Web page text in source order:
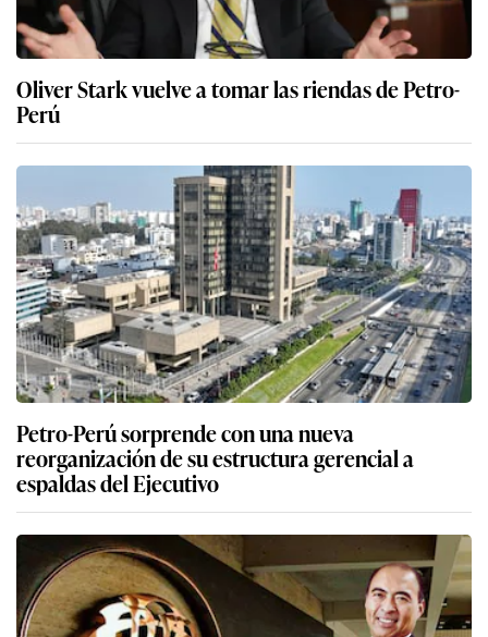
Oliver Stark vuelve a tomar las riendas de Petro-
Perú
Petro-Perú sorprende con una nueva
reorganización de su estructura gerencial a
espaldas del Ejecutivo